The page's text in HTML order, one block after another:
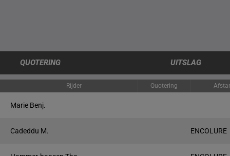
QUOTERING UITSLAG
Rijder Quotering
Marie Benj.
Cadeddu M. ENCOLURE